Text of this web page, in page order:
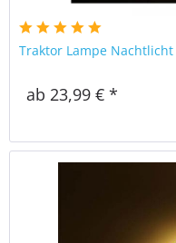
Traktor Lampe
ab 23,99 € *